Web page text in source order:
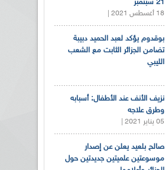
21 سبتمبر
18 أغسطس 2021 |
بوقدوم يؤكد لعبد الحميد دبيبة
تضامن الجزائر الثابت مع الشعب
الليبي
نزيف الأنف عند الأطفال: أسبابه
وطرق علاجه
05 يناير 2021 |
صالح بلعيد يعلن عن إصدار
موسوعتين علميتين جديدتين حول